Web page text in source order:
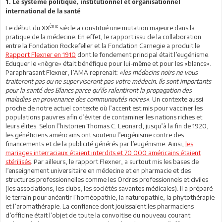
1. Le système politique, institutionnel et organisationnel
international de la santé
Le début du XXème siècle a constitué une mutation majeure dans la
pratique de la médecine. En effet, le rapport issu de la collaboration
entre la Fondation Rockefeller et la Fondation Carnegie a produit le
Rapport Flexner en 1910 dont le fondement principal était l’eugénisme.
Eduquer le «nègre» était bénéfique pour lui-même et pour les «blancs».
Paraphrasant Flexner, l’AMA reprenait: «les médecins noirs ne vous
traiteront pas ou ne superviseront pas votre médecin. Ils sont importants
pour la santé des Blancs parce qu'ils ralentiront la propagation des
maladies en provenance des communautés noires» . Un contexte aussi
proche de notre actuel contexte où l’accent est mis pour vacciner les
populations pauvres afin d’éviter de contaminer les nations riches et
leurs élites. Selon l’historien Thomas C. Leonard, jusqu’à la fin de 1920,
les généticiens américains ont soutenu l’eugénisme contre des
financements et de la publicité générés par l’eugénisme. Ainsi, les
mariages interraciaux étaient interdits et 70 000 américains étaient
stérilisés . Par ailleurs, le rapport Flexner, a surtout mis les bases de
l’enseignement universitaire en médecine et en pharmacie et des
structures professionnelles comme les Ordres professionnels et civiles
(les associations, les clubs, les sociétés savantes médicales). Il a préparé
le terrain pour anéantir l’homéopathie, la naturopathie, la phytothérapie
et l’aromathérapie. La confiance dont jouissaient les pharmaciens
d’officine était l’objet de toute la convoitise du nouveau courant